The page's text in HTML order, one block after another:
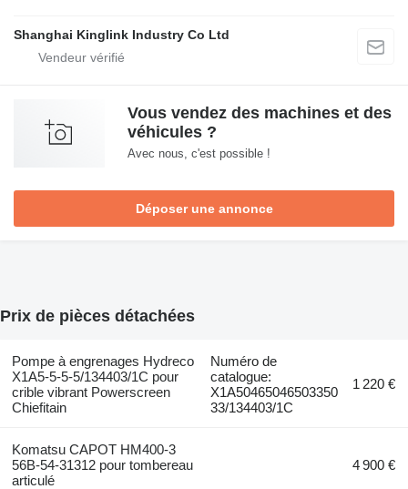
Shanghai Kinglink Industry Co Ltd
Vous vendez des machines et des
véhicules ?
Avec nous, c'est possible !
Déposer une annonce
Prix de pièces détachées
Pompe à engrenages Hydreco
X1A5-5-5-5/134403/1C pour
crible vibrant Powerscreen
Chiefitain
Numéro de
catalogue:
X1A50465046503350
33/134403/1C
1 220 €
Komatsu CAPOT HM400-3
56B-54-31312 pour tombereau
articulé
4 900 €